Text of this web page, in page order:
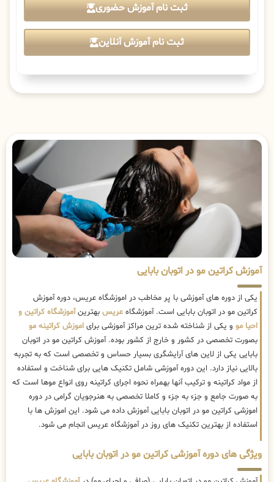
ثبت نام آموزش حضوری
ثبت نام آموزش آنلاین
آموزش کراتین مو در اتوبان بابایی
یکی از دوره های آموزشی با پر مخاطب در اموزشگاه عریس، دوره آموزش
کراتین مو در اتوبان بابایی است. آموزشگاه عریس بهترینآموزشگاه کراتین و
احیا مو و یکی از شناخته شده ترین مراکز آموزشی برای اموزش کراتینه مو
بصورت تخصصی در کشور و خارج از کشور بوده. آموزش کراتین مو در اتوبان
بابایی یکی از لاین های آرایشگری بسیار حساس و تخصصی است که به تجربه
بالایی نیاز دارد. این دوره آموزشی شامل تکنیک هایی برای شناخت و استفاده
از مواد کراتینه و ترکیب آنها بهمراه نحوه اجرای کراتینه روی انواع موها است که
به صورت جامع و جزء به جزء و کاملا تخصصی به هنرجویان گرامی در دوره
اموزشی کراتین مو در اتوبان بابایی آموزش داده می شود. این اموزش ها با
استفاده از بهترین تکنیک های روز در آموزشگاه عریس انجام می شود.
ویژگی های دوره آموزشی کراتین مو در اتوبان بابایی